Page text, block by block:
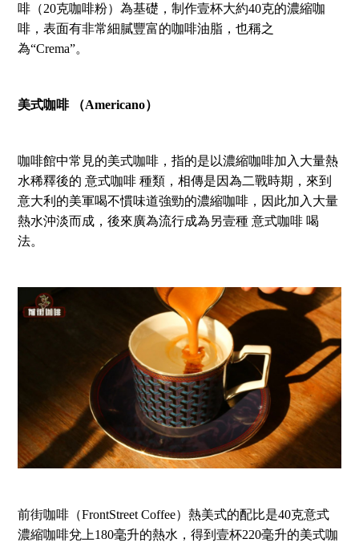
啡（20克咖啡粉）為基礎，制作壹杯大約40克的濃縮咖
啡，表面有非常細膩豐富的咖啡油脂，也稱之
為“Crema”。
美式咖啡 （Americano）
咖啡館中常見的美式咖啡，指的是以濃縮咖啡加入大量熱
水稀釋後的 意式咖啡 種類，相傳是因為二戰時期，來到
意大利的美軍喝不慣味道強勁的濃縮咖啡，因此加入大量
熱水沖淡而成，後來廣為流行成為另壹種 意式咖啡 喝
法。
前街咖啡（FrontStreet Coffee）熱美式的配比是40克意式
濃縮咖啡兌上180毫升的熱水，得到壹杯220毫升的美式咖